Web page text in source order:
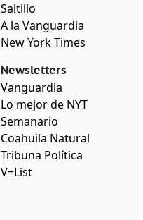
Saltillo
A la Vanguardia
New York Times
Newsletters
Vanguardia
Lo mejor de NYT
Semanario
Coahuila Natural
Tribuna Política
V+List